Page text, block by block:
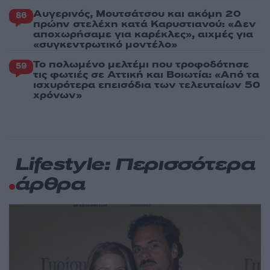
86 Αυγερινός, Μουτσάτσου και ακόμη 20
πρώην στελέχη κατά Καρυστιανού: «Δεν
αποχωρήσαμε για καρέκλες», αιχμές για
«συγκεντρωτικό μοντέλο»
59 Το πολωμένο μελτέμι που τροφοδότησε
τις φωτιές σε Αττική και Βοιωτία: «Από τα
ισχυρότερα επεισόδια των τελευταίων 50
χρόνων»
Lifestyle: Περισσότερα
άρθρα